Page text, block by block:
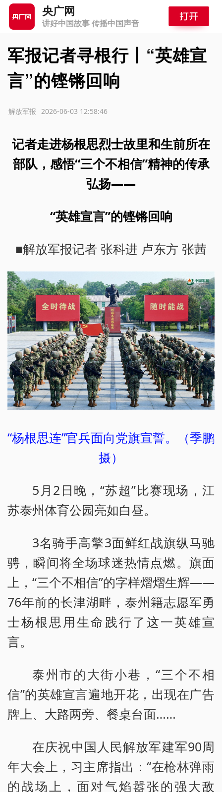
央广网
讲好中国故事 传播中国声音
军报记者寻根行丨“英雄宣
言”的铿锵回响
2026-06-03 12:58:46
解放军报
记者走进杨根思烈士故里和生前所在
部队，感悟“三个不相信”精神的传承
弘扬——
“英雄宣言”的铿锵回响
■解放军报记者 张科进 卢东方 张茜
“杨根思连”官兵面向党旗宣誓。（季鹏
摄）
5月2日晚，“苏超”比赛现场，江
苏泰州体育公园亮如白昼。
3名骑手高擎3面鲜红战旗纵马驰
骋，瞬间将全场球迷热情点燃。旗面
上，“三个不相信”的字样熠熠生辉——
76年前的长津湖畔，泰州籍志愿军勇
士杨根思用生命践行了这一英雄宣
言。
泰州市的大街小巷，“三个不相
信”的英雄宣言遍地开花，出现在广告
牌上、大路两旁、餐桌台面……
在庆祝中国人民解放军建军90周
年大会上，习主席指出：“在枪林弹雨
的战场上，面对气焰嚣张的强大敌